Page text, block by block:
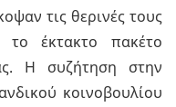
τις θερινές τους
έκτακτο πακέτο
Η συζήτηση στην
κοινοβουλίου